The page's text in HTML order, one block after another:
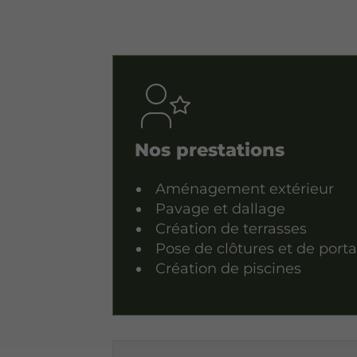
Nos prestations
Aménagement extérieur
Pavage et dallage
Création de terrasses
Pose de clôtures et de
Création de piscines